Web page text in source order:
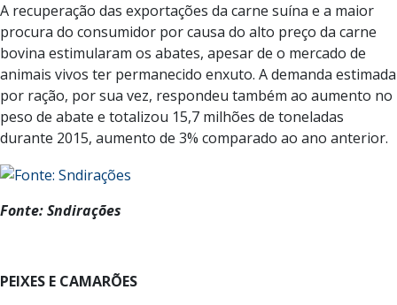
A recuperação das exportações da carne suína e a maior
procura do consumidor por causa do alto preço da carne
bovina estimularam os abates, apesar de o mercado de
animais vivos ter permanecido enxuto. A demanda estimada
por ração, por sua vez, respondeu também ao aumento no
peso de abate e totalizou 15,7 milhões de toneladas
durante 2015, aumento de 3% comparado ao ano anterior.
Fonte: Sndirações
PEIXES E CAMARÕES